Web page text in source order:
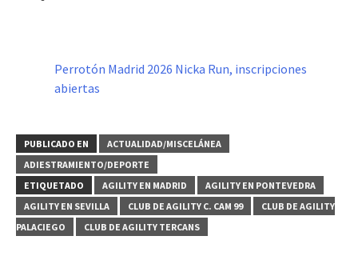
Perrotón Madrid 2026 Nicka Run, inscripciones
abiertas
PUBLICADO EN
ACTUALIDAD/MISCELÁNEA
ADIESTRAMIENTO/DEPORTE
ETIQUETADO
AGILITY EN MADRID
AGILITY EN PONTEVEDRA
AGILITY EN SEVILLA
CLUB DE AGILITY C. CAM 99
CLUB DE AGILITY
PALACIEGO
CLUB DE AGILITY TERCANS